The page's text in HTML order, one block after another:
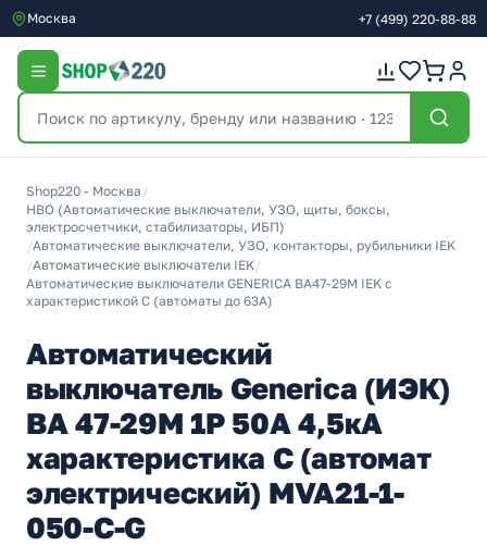
Москва +7 (499) 220-88-88
Shop220 - Москва /
НВО (Автоматические выключатели, УЗО, щиты, боксы,
электросчетчики, стабилизаторы, ИБП)
/Автоматические выключатели, УЗО, контакторы, рубильники IEK
/Автоматические выключатели IEK/
Автоматические выключатели GENERICA ВА47-29М IEK с
характеристикой C (автоматы до 63A)
Автоматический
выключатель Generica (ИЭК)
ВА 47-29М 1Р 50А 4,5кА
характеристика С (автомат
электрический) MVA21-1-
050-C-G